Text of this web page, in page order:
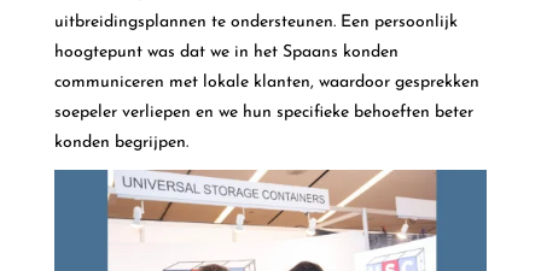
uitbreidingsplannen te ondersteunen. Een persoonlijk
hoogtepunt was dat we in het Spaans konden
communiceren met lokale klanten, waardoor gesprekken
soepeler verliepen en we hun specifieke behoeften beter
konden begrijpen.